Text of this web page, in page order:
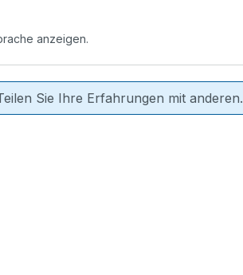
anzeigen.
Sie Ihre Erfahrungen mit anderen.